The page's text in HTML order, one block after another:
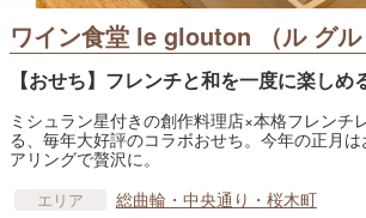
ワイン食堂 le glouton （ル グル
【おせち】フレンチと和を一度に楽しめ
ミシュラン星付きの創作料理店×本格フレンチ
る、毎年大好評のコラボおせち。今年の正月
アリングで贅沢に。
エリア 総曲輪・中央通り・桜木町